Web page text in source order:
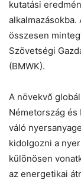
kutatási
összesen
Szövetségi
(BMWK).
A növekvő
Németország és
váló
kidolgozni a
különösen
az energetikai